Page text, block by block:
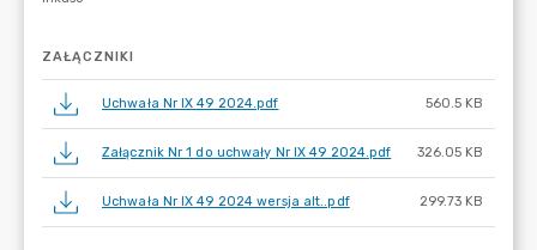
ZAŁĄCZNIKI
Uchwała Nr IX 49 2024.pdf 560.5 KB
Załącznik Nr 1 do uchwały Nr IX 49 2024.pdf 326.05 KB
Uchwała Nr IX 49 2024 wersja alt..pdf 299.73 KB